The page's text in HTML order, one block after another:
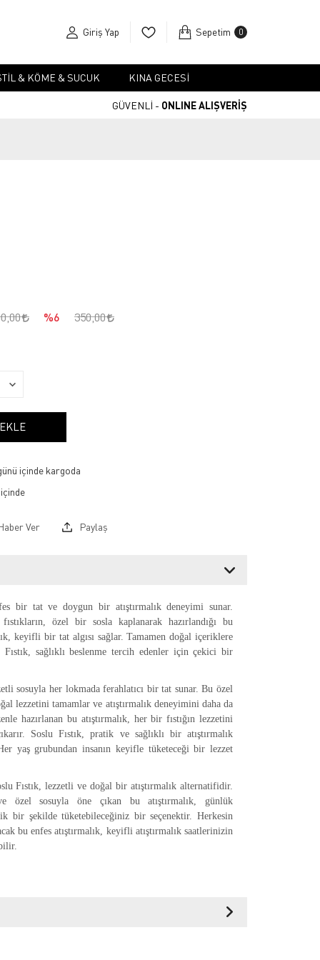
Giriş Yap Sepetim 0
& KÖME & SUCUK KINA GECESI
GÜVENLİ - ONLINE ALIŞVERİŞ
%6 350,00
içinde kargoda
Ver Paylaş
bir tat ve doygun bir atıştırmalık deneyimi sunar.
özel bir sosla kaplanarak hazırlandığı bu
keyifli bir tat algısı sağlar. Tamamen doğal içeriklere
sağlıklı beslenme tercih edenler için çekici bir
sosuyla her lokmada ferahlatıcı bir tat sunar. Bu özel
lezzetini tamamlar ve atıştırmalık deneyimini daha da
hazırlanan bu atıştırmalık, her bir fıstığın lezzetini
Soslu Fıstık, pratik ve sağlıklı bir atıştırmalık
yaş grubundan insanın keyifle tüketeceği bir lezzet
Fıstık, lezzetli ve doğal bir atıştırmalık alternatifidir.
özel sosuyla öne çıkan bu atıştırmalık, günlük
bir şekilde tüketebileceğiniz bir seçenektir. Herkesin
bu enfes atıştırmalık, keyifli atıştırmalık saatlerinizin